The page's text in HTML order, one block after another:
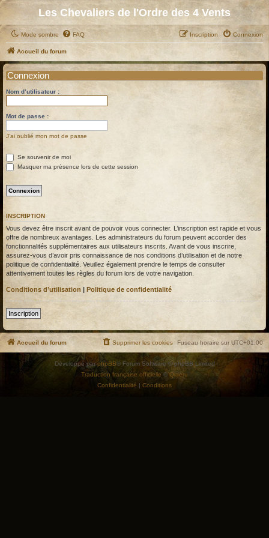
Les Chevaliers de l'Ordre des 4 Vents
Mode sombre FAQ Connexion
Inscription
Accueil du forum
Connexion
Nom d’utilisateur :
Mot de passe :
J’ai oublié mon mot de passe
Se souvenir de moi
Masquer ma présence lors de cette session
INSCRIPTION
Vous devez être inscrit avant de pouvoir vous connecter. L’inscription est rapide et vous
offre de nombreux avantages. Les administrateurs du forum peuvent accorder des
fonctionnalités supplémentaires aux utilisateurs inscrits. Avant de vous inscrire,
assurez-vous d’avoir pris connaissance de nos conditions d’utilisation et de notre
politique de confidentialité. Veuillez également prendre le temps de consulter
attentivement toutes les règles du forum lors de votre navigation.
Conditions d’utilisation | Politique de confidentialité
Inscription
Accueil du forum Fuseau horaire surUTC+01:00
Supprimer les cookies
Développé parphpBB® Forum Software © phpBB Limited
Traduction française officielle ©Qiaeru
Confidentialité | Conditions